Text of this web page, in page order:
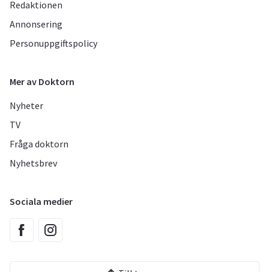
Redaktionen
Annonsering
Personuppgiftspolicy
Mer av Doktorn
Nyheter
TV
Fråga doktorn
Nyhetsbrev
Sociala medier